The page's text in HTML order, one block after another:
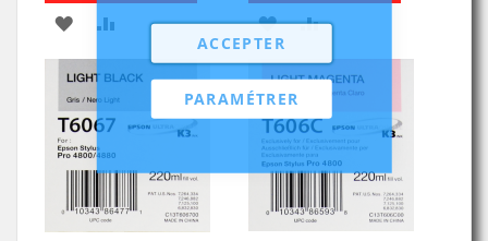
ACCEPTER
PARAMÉTRER
AJOUTER
À
MA
LISTE
D’ENVIE
AJOUTER
COMPARATEUR
AJOUTER
À
MA
LISTE
D’ENVIE
AJOUTER
AU
COMPARATEUR